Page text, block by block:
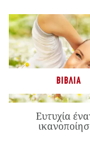
ΒΙΒΛΊΑ
Ευτυχία